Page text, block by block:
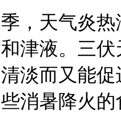
，天气炎
津液。三
淡而又能
消暑降火